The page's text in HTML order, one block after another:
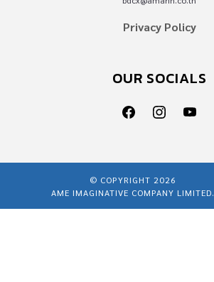
Privacy Policy
OUR SOCIALS
© COPYRIGHT 2026
AME IMAGINATIVE COMPANY LIMITED.